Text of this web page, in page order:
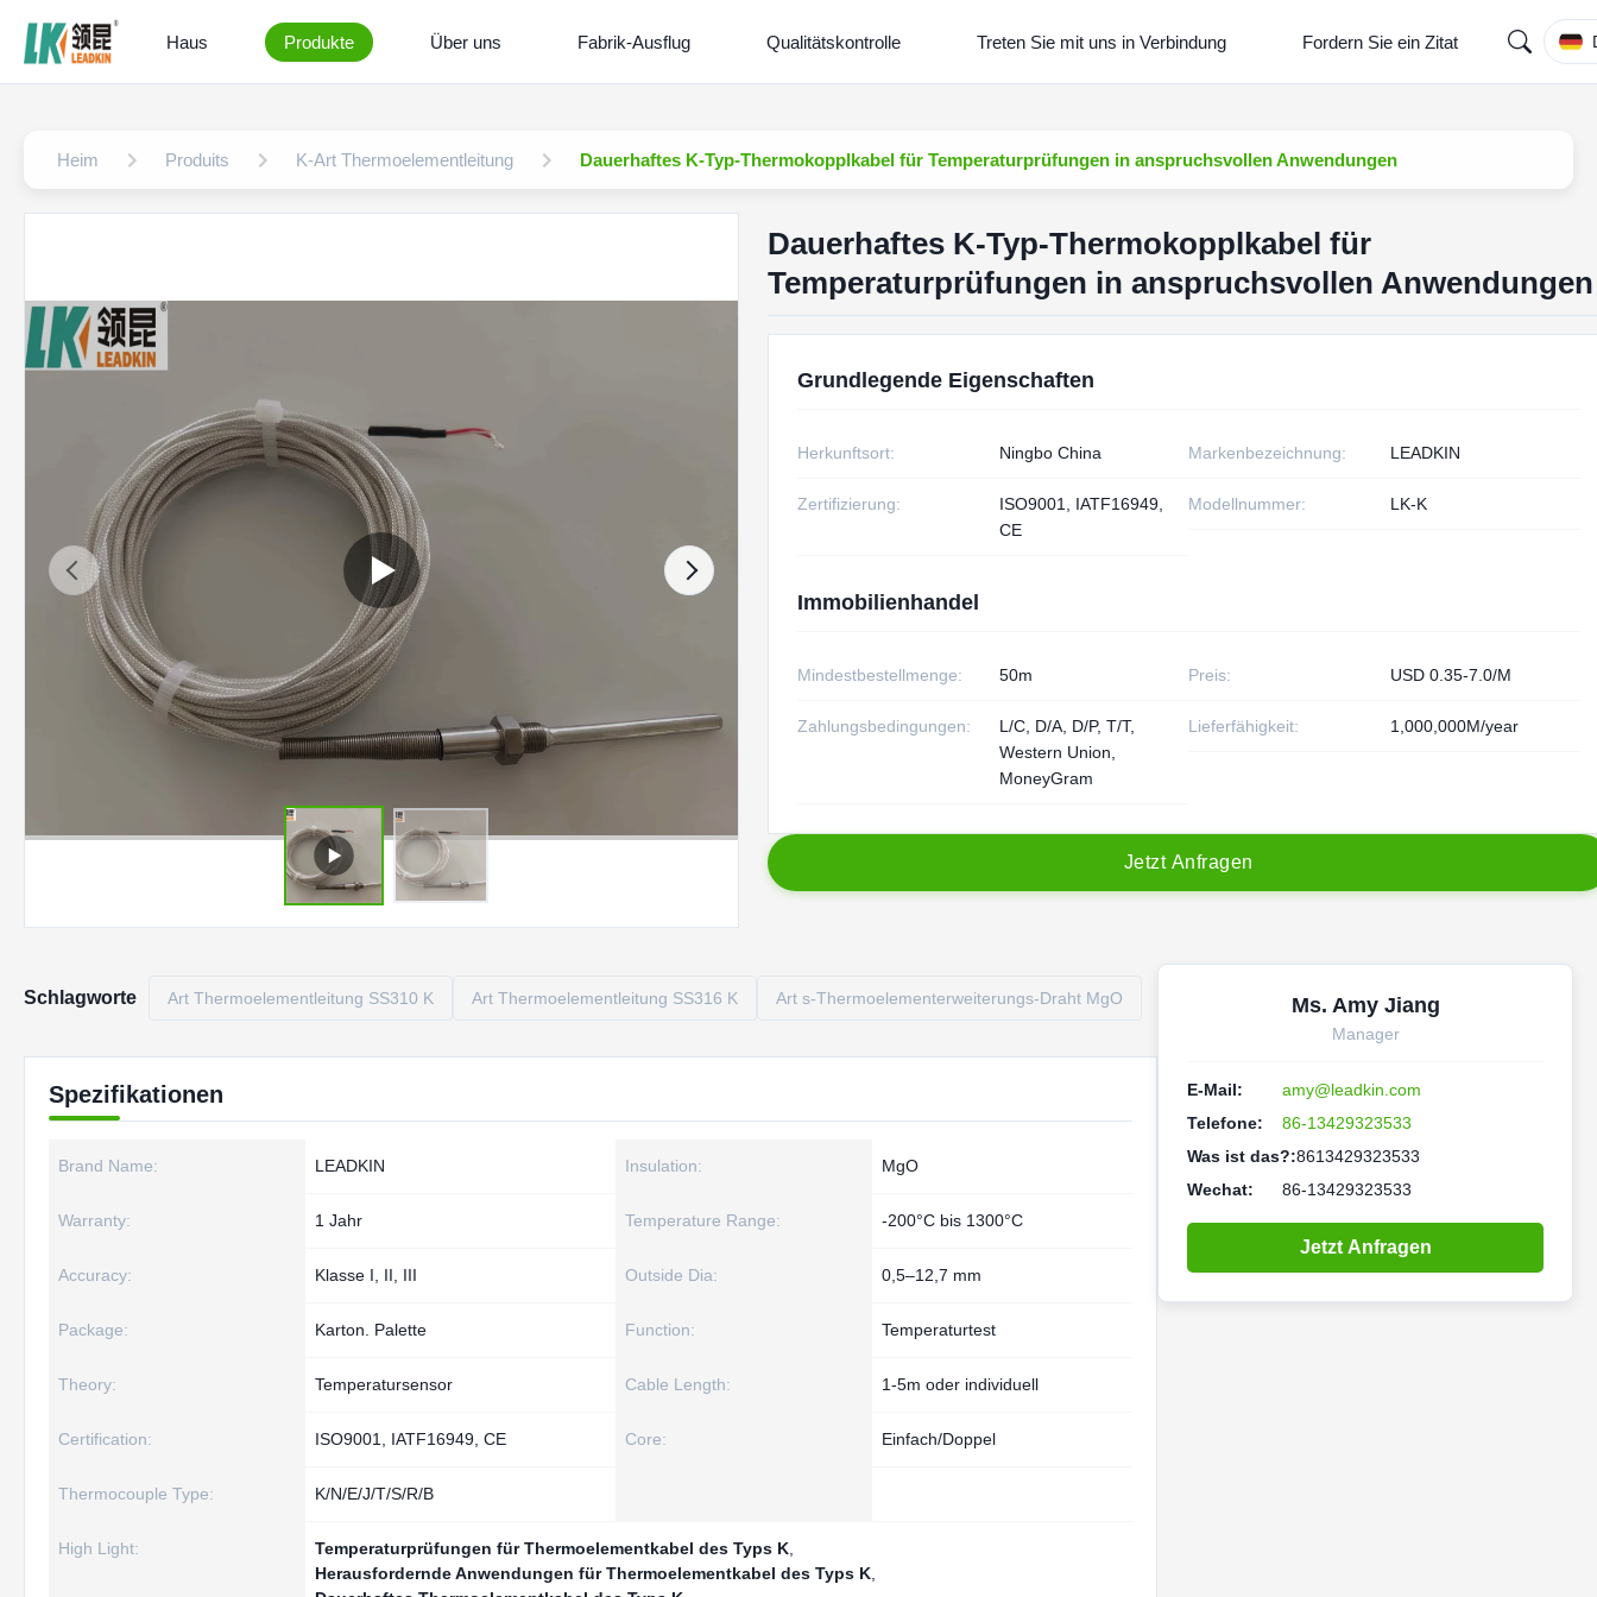
Haus Produkte Über uns Fabrik-Ausflug Qualitätskontrolle Treten Sie mit uns in Verbindung Fordern Sie ein Zitat
Heim Produits K-Art Thermoelementleitung Dauerhaftes K-Typ-Thermokopplkabel für Temperaturprüfungen in anspruchsvollen Anwendungen
Dauerhaftes K-Typ-Thermokopplkabel für
Temperaturprüfungen in anspruchsvollen Anwendungen
Grundlegende Eigenschaften
Herkunftsort: Ningbo China Markenbezeichnung: LEADKIN
Zertifizierung:
ISO9001, IATF16949,
CE
Modellnummer: LK-K
Immobilienhandel
Mindestbestellmenge: 50m Preis: USD 0.35-7.0/M
Zahlungsbedingungen:
L/C, D/A, D/P, T/T,
Western Union,
MoneyGram
Lieferfähigkeit: 1,000,000M/year
Jetzt Anfragen
Schlagworte Art Thermoelementleitung SS310 K Art Thermoelementleitung SS316 K Art s-Thermoelementerweiterungs-Draht MgO
Spezifikationen
Brand Name: LEADKIN Insulation: MgO
Warranty: 1 Jahr Temperature Range: -200°C bis 1300°C
Accuracy: Klasse I, II, III Outside Dia: 0,5–12,7 mm
Package: Karton. Palette Function: Temperaturtest
Theory: Temperatursensor Cable Length: 1-5m oder individuell
Certification: ISO9001, IATF16949, CE Core: Einfach/Doppel
Thermocouple Type: K/N/E/J/T/S/R/B
High Light: Temperaturprüfungen für Thermoelementkabel des Typs K
Herausfordernde Anwendungen für Thermoelementkabel des Typs K
Ms. Amy Jiang
Manager
E-Mail:
amy@leadkin.com
Telefone:
86-13429323533
Was ist das?:8613429323533
Wechat:
86-13429323533
Jetzt Anfragen